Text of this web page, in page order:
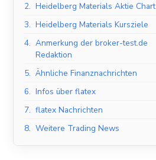
2. Heidelberg Materials Aktie Chart
3. Heidelberg Materials Kursziele
4. Anmerkung der broker-test.de
Redaktion
5. Ähnliche Finanznachrichten
6. Infos über flatex
7. flatex Nachrichten
8. Weitere Trading News